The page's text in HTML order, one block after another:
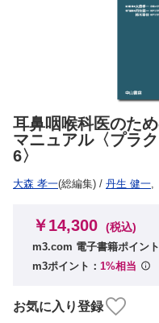
耳鼻咽喉科医のた
マニュアル〈プラ
6〉
大森 孝一(総編集) / 丹生 健一,
￥14,300 (税込)
m3.com 電子書籍ポイント
m3ポイント： 1%相当
お気に入り登録